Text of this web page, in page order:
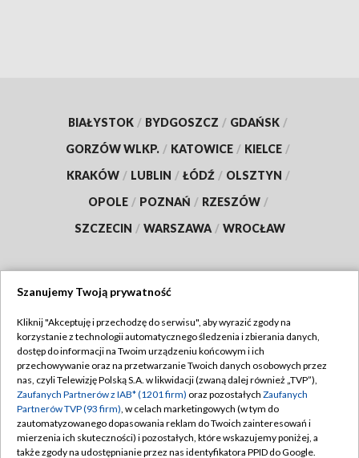
BIAŁYSTOK / BYDGOSZCZ / GDAŃSK /
GORZÓW WLKP. / KATOWICE / KIELCE /
KRAKÓW / LUBLIN / ŁÓDŹ / OLSZTYN /
OPOLE / POZNAŃ / RZESZÓW /
SZCZECIN / WARSZAWA / WROCŁAW
TVP
Abonament TVP
Emisja w TVP
Centrum informacji TVP
Naziemna Telewizja Cyfrowa
Regulamin TVP
Polityka prywatności
Moje zgody
Pomoc
Szanujemy Twoją prywatność
Kliknij "Akceptuję i przechodzę do serwisu", aby wyrazić zgody na
korzystanie z technologii automatycznego śledzenia i zbierania danych,
dostęp do informacji na Twoim urządzeniu końcowym i ich
przechowywanie oraz na przetwarzanie Twoich danych osobowych przez
nas, czyli Telewizję Polską S.A. w likwidacji (zwaną dalej również „TVP”),
Zaufanych Partnerów z IAB* (1201 firm) oraz pozostałych Zaufanych
Partnerów TVP (93 firm), w celach marketingowych (w tym do
zautomatyzowanego dopasowania reklam do Twoich zainteresowań i
mierzenia ich skuteczności) i pozostałych, które wskazujemy poniżej, a
także zgody na udostępnianie przez nas identyfikatora PPID do Google.